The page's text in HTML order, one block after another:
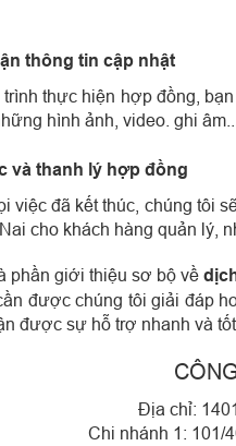
thông tin cập nhật
trình thực hiện hợp đồng,
hình ảnh, video. ghi
và thanh lý hợp đồng
việc đã kết thúc, chúng tôi
cho khách hàng quản lý,
phần giới thiệu sơ bộ về
được chúng tôi giải đáp
được sự hỗ trợ nhanh và
Địa chỉ:
Chi nhánh 1: 101/